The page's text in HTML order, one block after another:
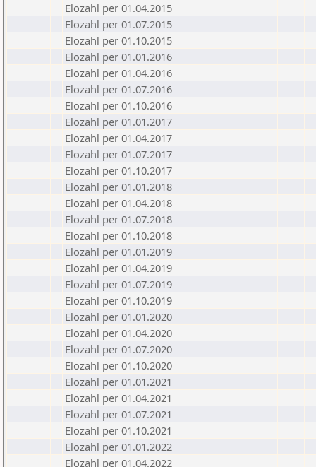
Elozahl per 01.04.2015
Elozahl per 01.07.2015
Elozahl per 01.10.2015
Elozahl per 01.01.2016
Elozahl per 01.04.2016
Elozahl per 01.07.2016
Elozahl per 01.10.2016
Elozahl per 01.01.2017
Elozahl per 01.04.2017
Elozahl per 01.07.2017
Elozahl per 01.10.2017
Elozahl per 01.01.2018
Elozahl per 01.04.2018
Elozahl per 01.07.2018
Elozahl per 01.10.2018
Elozahl per 01.01.2019
Elozahl per 01.04.2019
Elozahl per 01.07.2019
Elozahl per 01.10.2019
Elozahl per 01.01.2020
Elozahl per 01.04.2020
Elozahl per 01.07.2020
Elozahl per 01.10.2020
Elozahl per 01.01.2021
Elozahl per 01.04.2021
Elozahl per 01.07.2021
Elozahl per 01.10.2021
Elozahl per 01.01.2022
Elozahl per 01.04.2022